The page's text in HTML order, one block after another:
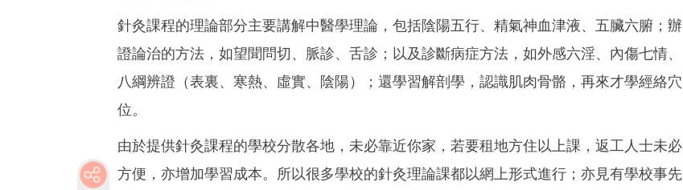
針灸課程的理論部分主要講解中醫學理論，包括陰陽五行、精氣神血津液、五臟六腑；辦
證論治的方法，如望聞問切、脈診、舌診；以及診斷病症方法，如外感六淫、內傷七情、
八綱辨證（表裏、寒熱、虛實、陰陽）；還學習解剖學，認識肌肉骨骼，再來才學經絡穴
位。
由於提供針灸課程的學校分散各地，未必靠近你家，若要租地方住以上課，返工人士未必
方便，亦增加學習成本。所以很多學校的針灸理論課都以網上形式進行；亦見有學校事先